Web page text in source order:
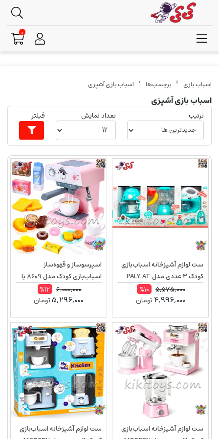
برچسب‌ها اسباب بازی آشپزی
اسباب بازی آشپزی
ترتیب تعداد نمایش فیلتر
ست لوازم آشپزخانه اسباب‌بازی
کودک 3 عددی مدل PALY AT
HOME 2578 – قهوه ساز، همزن
و مخلوط‌کن
5,575,000
%10
4,996,000تومان
اسپرسوساز و قهوه‌ساز
اسباب‌بازی کودک مدل 8609 با
بخار، نور و صدا | ست آشپزخانه و
دسر بازی واقعی
6,000,000
%12
5,296,000تومان
ست لوازم آشپزخانه اسباب‌بازی
ست لوازم آشپزخانه اسباب‌بازی
0